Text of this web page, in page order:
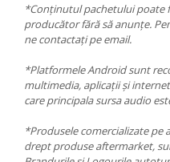
*Conținutul pachetului poate
producător fără să anunțe.
ne contactați pe email.
*Platformele Android sunt
multimedia, aplicații și
care principala sursa audio
*Produsele comercializate pe
drept produse aftermarket,